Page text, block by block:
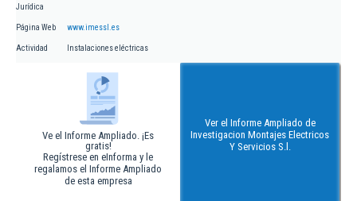
Jurídica
Página Web www.imessl.es
Actividad Instalaciones eléctricas
Ve el Informe Ampliado. ¡Es
gratis!
Regístrese en eInforma y le
regalamos el Informe Ampliado
de esta empresa
Ver el Informe Ampliado de
Investigacion Montajes Electricos
Y Servicios S.l.